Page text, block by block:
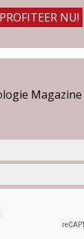
PROFITEER NU!